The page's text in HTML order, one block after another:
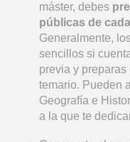
máster, debes
públicas de
Generalmente,
sencillos si
previa y preparas
temario. Pueden
Geografía e
a la que te